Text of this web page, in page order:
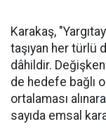
Karakaş,
taşıyan her türlü
dâhildir.
de hedefe bağlı
ortalaması
sayıda emsal